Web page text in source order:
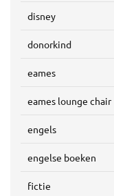
disney
donorkind
eames
eames lounge chair
engels
engelse boeken
fictie